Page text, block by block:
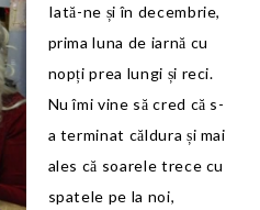
Iată-ne și în decembrie,
prima luna de iarnă cu
nopți prea lungi și reci.
Nu îmi vine să cred că s-
a terminat căldura și mai
ales că soarele trece cu
spatele pe la noi,